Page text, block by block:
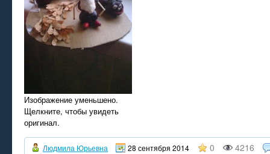
Изображение уменьшено.
Щелкните, чтобы увидеть
оригинал.
Людмила Юрьевна 28 сентября 2014 0 4216